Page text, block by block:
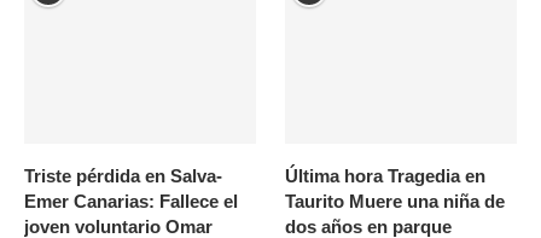
Triste pérdida en Salva-
Emer Canarias: Fallece el
joven voluntario Omar
Última hora Tragedia en
Taurito Muere una niña de
dos años en parque